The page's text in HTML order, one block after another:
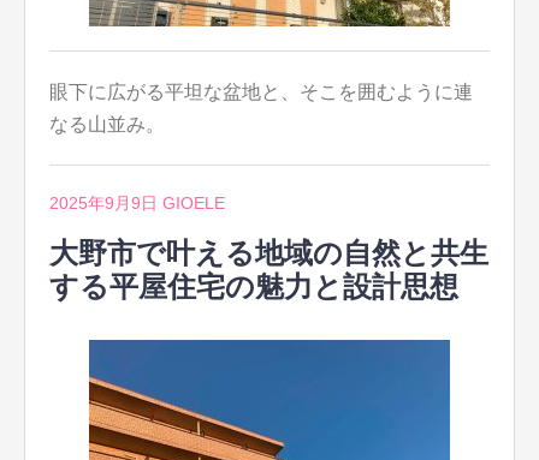
眼下に広がる平坦な盆地と、そこを囲むように連
なる山並み。
2025年9月9日 GIOELE
大野市で叶える地域の自然と共生
する平屋住宅の魅力と設計思想